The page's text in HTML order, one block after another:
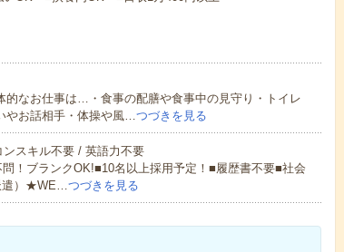
なお仕事は…・食事の配膳や食事中の見守り・トイレ
やお話相手・体操や風…つづきを見る
スキル不要 / 英語力不要
！ブランクOK!■10名以上採用予定！■履歴書不要■社会
遣）★WE…つづきを見る